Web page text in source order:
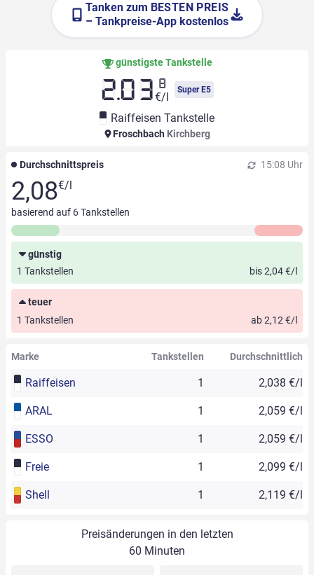
Tanken zum BESTEN PREIS
– Tankpreise-App kostenlos
günstigste Tankstelle
2.03 8
€/l
Super E5
Raiffeisen Tankstelle
Froschbach Kirchberg
Durchschnittspreis 15:08 Uhr
2,08€/l
basierend auf 6Tankstellen
günstig
1 Tankstellen
bis 2,04 €/l
teuer
1 Tankstellen
ab 2,12 €/l
Marke Tankstellen Durchschnittlich
Raiffeisen 1 2,038 €/l
ARAL 1 2,059 €/l
ESSO 1 2,059 €/l
Freie 1 2,099 €/l
Shell 1 2,119 €/l
Preisänderungen in den letzten
60 Minuten